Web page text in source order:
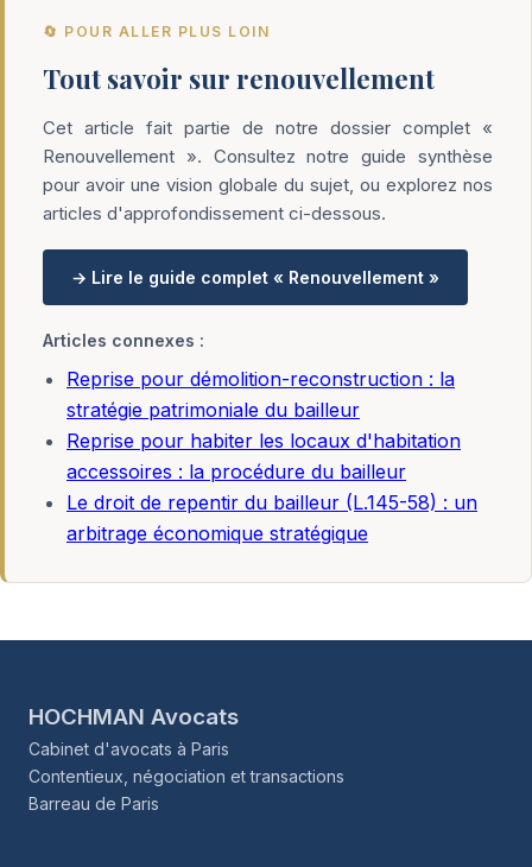
🔄 POUR ALLER PLUS LOIN
Tout savoir sur renouvellement
Cet article fait partie de notre dossier complet «
Renouvellement ». Consultez notre guide synthèse
pour avoir une vision globale du sujet, ou explorez nos
articles d'approfondissement ci-dessous.
→ Lire le guide complet « Renouvellement »
Articles connexes :
Reprise pour démolition-reconstruction : la
stratégie patrimoniale du bailleur
Reprise pour habiter les locaux d'habitation
accessoires : la procédure du bailleur
Le droit de repentir du bailleur (L.145-58) : un
arbitrage économique stratégique
HOCHMAN Avocats
Cabinet d'avocats à Paris
Contentieux, négociation et transactions
Barreau de Paris